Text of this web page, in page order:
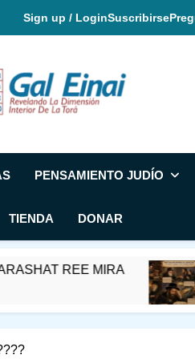
Sign up / LoginSuscribirse
En
PENSAMIENTO JUDÍO
TIENDA DONAR
MIRA
23